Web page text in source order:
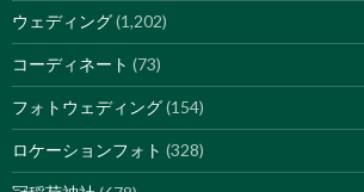
ウェディング(1,202)
コーディネート (73)
フォトウェディング(154)
ロケーションフォト (328)